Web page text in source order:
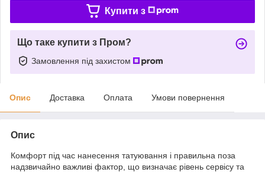
Купити з
Що таке купити з Пром?
Замовлення під захистом
Опис Доставка Оплата Умови повернення
Опис
Комфорт під час нанесення татуювання і правильна поза
надзвичайно важливі фактор, що визначає рівень сервісу та